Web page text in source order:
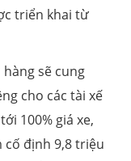
triển khai từ
hàng sẽ cung
cho các tài xế
100% giá xe,
cố định 9,8 triệu